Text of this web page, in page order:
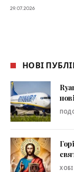
29.07.2026
НОВІ